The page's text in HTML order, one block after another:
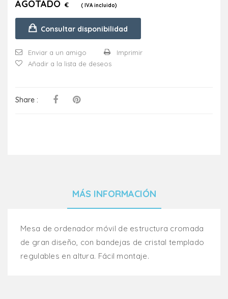
AGOTADO € ( IVA incluido)
Consultar disponibilidad
Enviar a un amigo
Imprimir
Añadir a la lista de deseos
Share :
MÁS INFORMACIÓN
Mesa de ordenador móvil de estructura cromada
de gran diseño, con bandejas de cristal templado
regulables en altura. Fácil montaje.